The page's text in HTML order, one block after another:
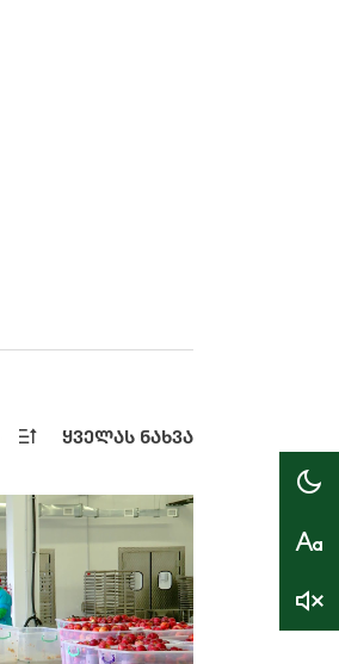
ᲧᲕᲔᲚᲐᲡ ᲜᲐᲮᲕᲐ